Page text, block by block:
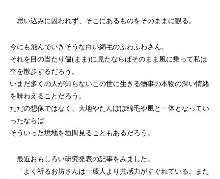
思い込みに囚われず、そこにあるものをそのままに観る。
今にも飛んでいきそうな白い綿毛のふわふわさん。
それを目の当たり儘(まま)に見たならばそのまま風に乗って私は
空を散歩するだろう。
いまだ多くの人が知らないこの世に生きる物事の本物の深い情緒
を味わえることだろう。
ただの想像ではなく、大地やたんぽぽ綿毛や風と一体となってい
ったならば
そういった境地を垣間見ることもあるだろう。
最近おもしろい研究発表の記事をみました。
「よく祈るお坊さんは一般人より共感力がすぐれている。また